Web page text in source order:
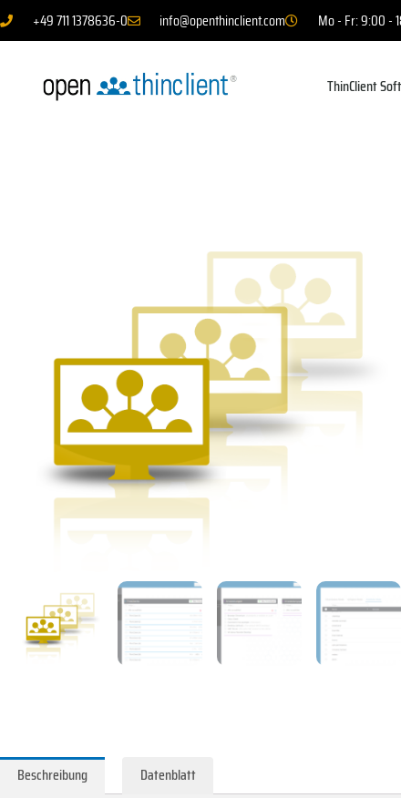
+49 711 1378636-0 info@openthinclient.com Mo - Fr: 9:00 -
ThinClient
Beschreibung Datenblatt